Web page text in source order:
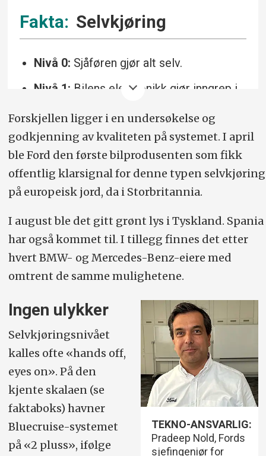
Selvkjøring
Nivå 0: Sjåføren gjør alt selv.
Nivå 1: Bilens elektronikk gjør inngrep i
akselerere, redusere farten, eller gi små
styreutslag. Adaptiv cruisekontroll er et
godt eksempel.
Nivå 2:Bilen kombinerer langt flere
den øker eller reduserer farten.
Automatisk parkering er også et typisk
eksempel på nivå 2.
idelle forhold, som en ganske rett
motorvei med gode markeringer av
kjørefelt. Men sjåføren må være parat til
å gripe inn.
Nivå 4: Bortsett fra i spesielle tilfeller,
som ekstremvær, fikser bilen all kjøring.
Men sjåfør må likevel være forberedt på
Forskjellen ligger i en undersøkelse og
godkjenning av kvaliteten på systemet. I april
ble Ford den første bil­produsenten som fikk
offentlig klar­signal for denne typen selv­kjøring
på europeisk jord, da i Storbritannia.
I august ble det gitt grønt lys i Tyskland. Spania
har også kommet til. I tillegg finnes det etter
hvert BMW- og Mercedes-Benz-eiere med
omtrent de samme mulighetene.
TEKNO-ANSVARLIG:
Pradeep Nold, Fords
sjefingeniør for
Ingen ulykker
Selvkjøringsnivået
kalles ofte «hands off,
eyes on». På den
kjente skalaen (se
faktaboks) havner
Bluecruise-systemet
på «2 pluss», ifølge